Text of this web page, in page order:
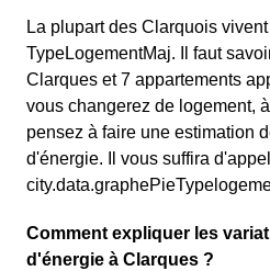
La plupart des Clarquois
TypeLogementMaj. Il faut
Clarques et 7 appartements
vous changerez de logement,
pensez à faire une estimation
d'énergie. Il vous suffira
Comment expliquer les
d'énergie à Clarques ?